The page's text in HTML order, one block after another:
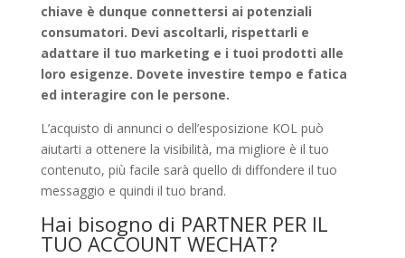
chiave è dunque connettersi ai potenziali
consumatori. Devi ascoltarli, rispettarli e
adattare il tuo marketing e i tuoi prodotti alle
loro esigenze. Dovete investire tempo e fatica
ed interagire con le persone.
L’acquisto di annunci o dell’esposizione KOL può
aiutarti a ottenere la visibilità, ma migliore è il tuo
contenuto, più facile sarà quello di diffondere il tuo
messaggio e quindi il tuo brand.
Hai bisogno di PARTNER PER IL
TUO ACCOUNT WECHAT?